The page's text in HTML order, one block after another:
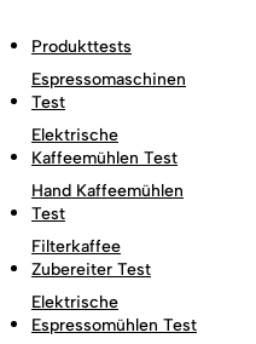
Produkttests
Espressomaschinen
Test
Elektrische
Kaffeemühlen Test
Hand Kaffeemühlen
Test
Filterkaffee
Zubereiter Test
Elektrische
Espressomühlen Test